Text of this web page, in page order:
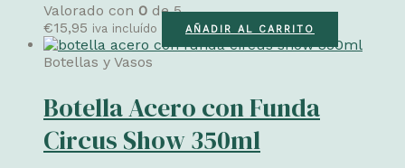
Valorado con 0 de 5
€15,95 iva incluído AÑADIR AL CARRITO
Botellas y Vasos
Botella Acero con Funda
Circus Show 350ml